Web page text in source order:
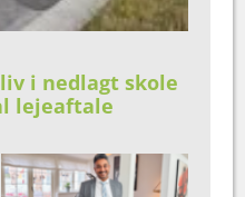
i nedlagt skole
lejeaftale